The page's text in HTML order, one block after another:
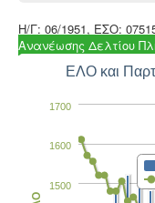
Η/Γ: 06/1951, ΕΣΟ:
Ανανέωσης Δελτίου
1500
1600
1700